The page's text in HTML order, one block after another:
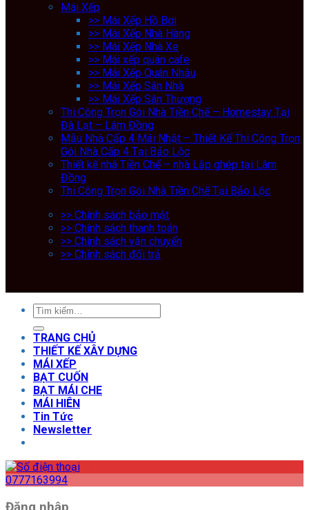
Mái Xếp
>> Mái Xếp Hồ Bơi
>> Mái Xếp Nhà Hàng
>> Mái Xếp Nhà Xe
>> Mái xếp quán cafe
>> Mái Xếp Quán Nhậu
>> Mái Xếp Sân Nhà
>> Mái Xếp Sân Thượng
Thi Công Trọn Gói Nhà Tiền Chế – Homestay Tại
Đà Lạt – Lâm Đồng
Mẫu Nhà Cấp 4 Mái Nhật – Thiết Kế Thi Công Trọn
Gói Nhà Cấp 4 Tại Bảo Lộc
Thiết kế nhà Tiền Chế – nhà Lắp ghép tại Lâm
Đồng
Thi Công Trọn Gói Nhà Tiền Chế Tại Bảo Lộc
>> Chính sách bảo mật
>> Chính sách thanh toán
>> Chính sách vận chuyển
>> Chính sách đổi trả
TRANG CHỦ
THIẾT KẾ XÂY DỰNG
MÁI XẾP
BẠT CUỐN
BẠT MÁI CHE
MÁI HIÊN
Tin Tức
Newsletter
0777163994